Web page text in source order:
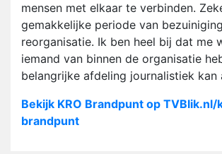
mensen met elkaar te verbinden.
gemakkelijke periode van
reorganisatie. Ik ben heel bij dat me
iemand van binnen de organisatie
belangrijke afdeling journalistiek kan
Bekijk KRO Brandpunt op TVBlik.nl/
brandpunt